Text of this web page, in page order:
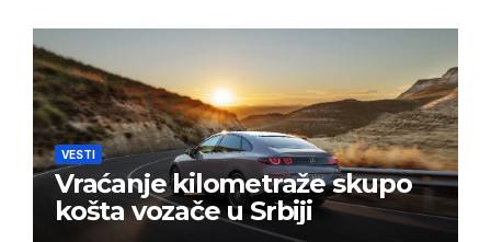
VESTI
Vraćanje kilometraže skupo
košta vozače u Srbiji